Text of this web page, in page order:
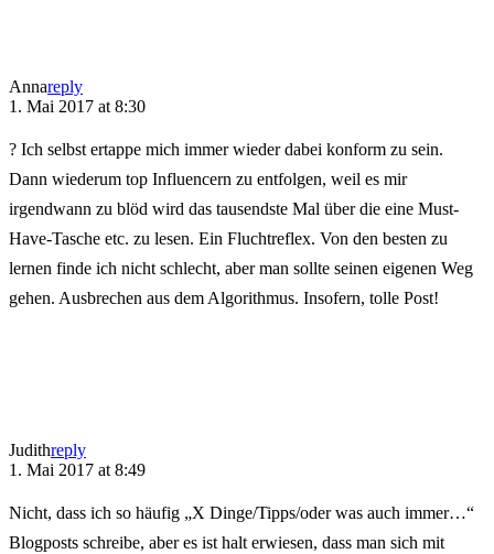
Annareply
1. Mai 2017 at 8:30
? Ich selbst ertappe mich immer wieder dabei konform zu sein.
Dann wiederum top Influencern zu entfolgen, weil es mir
irgendwann zu blöd wird das tausendste Mal über die eine Must-
Have-Tasche etc. zu lesen. Ein Fluchtreflex. Von den besten zu
lernen finde ich nicht schlecht, aber man sollte seinen eigenen Weg
gehen. Ausbrechen aus dem Algorithmus. Insofern, tolle Post!
Judithreply
1. Mai 2017 at 8:49
Nicht, dass ich so häufig „X Dinge/Tipps/oder was auch immer…“
Blogposts schreibe, aber es ist halt erwiesen, dass man sich mit